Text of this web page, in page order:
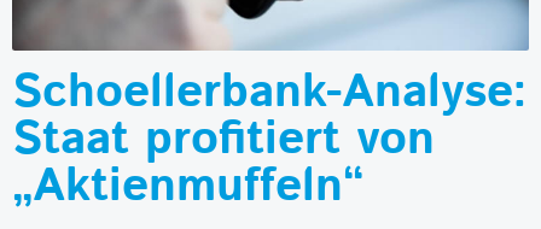
Schoellerbank-Analyse:
Staat profitiert von
„Aktienmuffeln“